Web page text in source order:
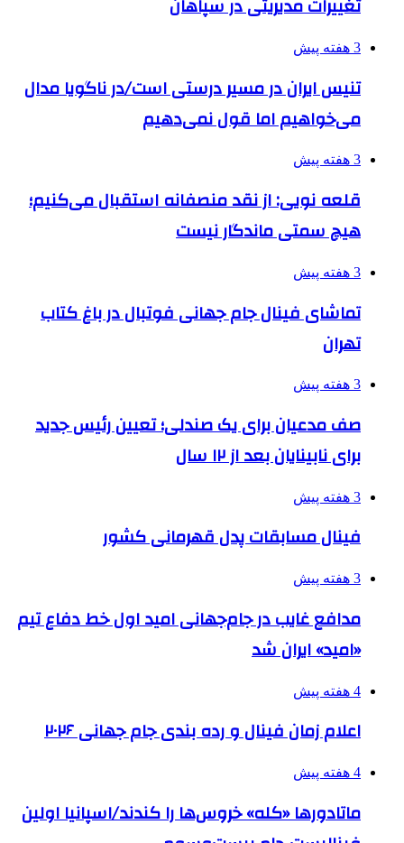
تغییرات مدیریتی در سپاهان
3 هفته پیش
تنیس ایران در مسیر درستی است/در ناگویا مدال
می‌خواهیم اما قول نمی‌دهیم
3 هفته پیش
قلعه نویی: از نقد منصفانه استقبال می‌کنیم؛
هیچ سمتی ماندگار نیست
3 هفته پیش
تماشای فینال جام جهانی فوتبال در باغ کتاب
تهران
3 هفته پیش
صف مدعیان برای یک صندلی؛ تعیین رئیس جدید
برای نابینایان بعد از ۱۲ سال
3 هفته پیش
فینال مسابقات پدل قهرمانی کشور
3 هفته پیش
مدافع غایب در جام‌جهانی امید اول خط دفاع تیم
«امید» ایران شد
4 هفته پیش
اعلام زمان فینال و رده بندی جام جهانی ۲۰۲۶
4 هفته پیش
ماتادورها «کله» خروس‌ها را کندند/اسپانیا اولین